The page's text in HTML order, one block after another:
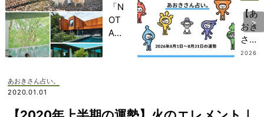
「N
OT
A
記憶
【あ
おき
さん
占
2026
あおきさん占い。
2020.01.01